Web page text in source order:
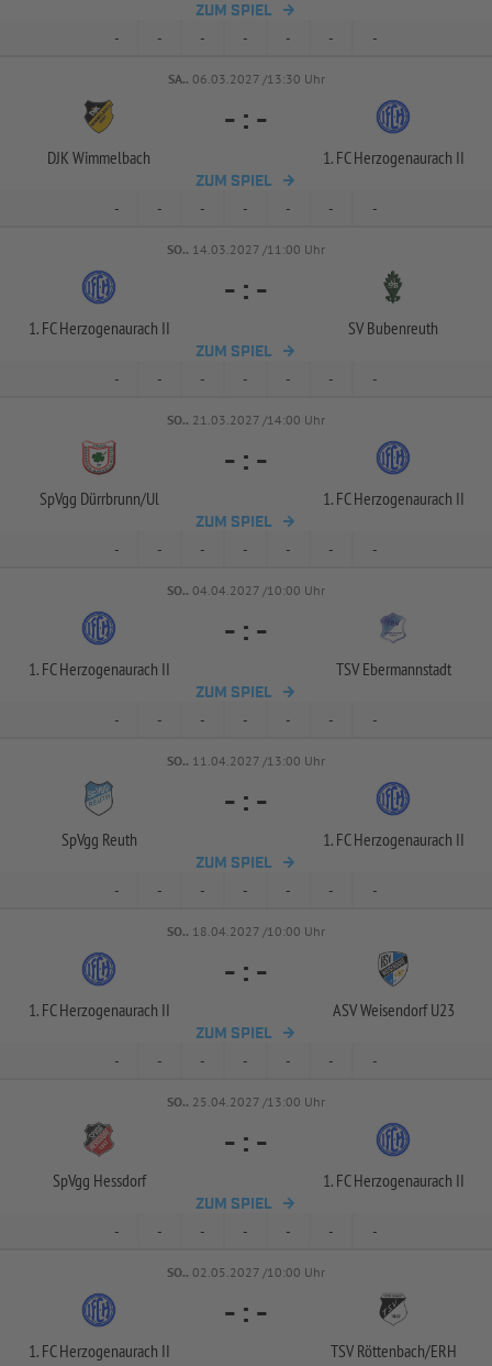
ZUM SPIEL
- - - - - - -
SA.. 06.03.2027 /13:30 Uhr
DJK Wimmelbach
- : -
1. FC Herzogenaurach II
ZUM SPIEL
- - - - - - -
SO.. 14.03.2027 /11:00 Uhr
1. FC Herzogenaurach II
- : -
SV Bubenreuth
ZUM SPIEL
- - - - - - -
SO.. 21.03.2027 /14:00 Uhr
SpVgg Dürrbrunn/Ul
- : -
1. FC Herzogenaurach II
ZUM SPIEL
- - - - - - -
SO.. 04.04.2027 /10:00 Uhr
1. FC Herzogenaurach II
- : -
TSV Ebermannstadt
ZUM SPIEL
- - - - - - -
SO.. 11.04.2027 /13:00 Uhr
SpVgg Reuth
- : -
1. FC Herzogenaurach II
ZUM SPIEL
- - - - - - -
SO.. 18.04.2027 /10:00 Uhr
1. FC Herzogenaurach II
- : -
ASV Weisendorf U23
ZUM SPIEL
- - - - - - -
SO.. 25.04.2027 /13:00 Uhr
SpVgg Hessdorf
- : -
1. FC Herzogenaurach II
ZUM SPIEL
- - - - - - -
SO.. 02.05.2027 /10:00 Uhr
1. FC Herzogenaurach II
- : -
TSV Röttenbach/ERH